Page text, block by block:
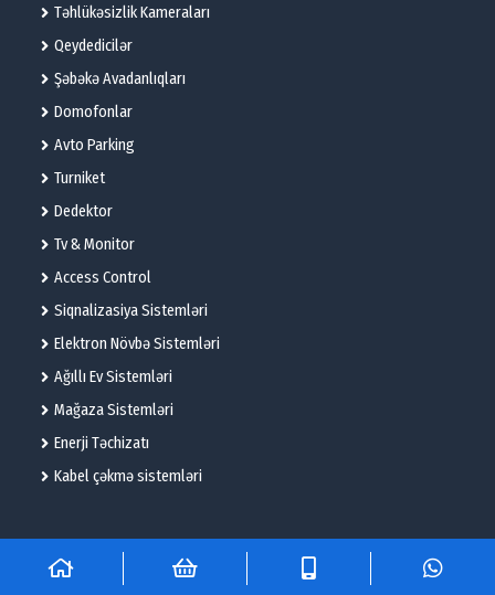
Təhlükəsizlik Kameraları
Qeydedicilər
Şəbəkə Avadanlıqları
Domofonlar
Avto Parking
Turniket
Dedektor
Tv & Monitor
Access Control
Siqnalizasiya Sistemləri
Elektron Növbə Sistemləri
Ağıllı Ev Sistemləri
Mağaza Sistemləri
Enerji Təchizatı
Kabel çəkmə sistemləri
© 2025 – Flame Technologies